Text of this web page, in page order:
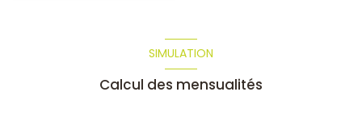
SIMULATION
Calcul des mensualités